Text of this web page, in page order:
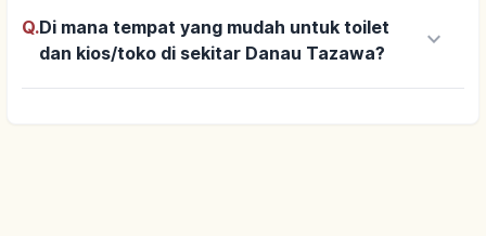
Q.Di mana tempat yang mudah untuk toilet
dan kios/toko di sekitar Danau Tazawa?
keyboard_arrow_down